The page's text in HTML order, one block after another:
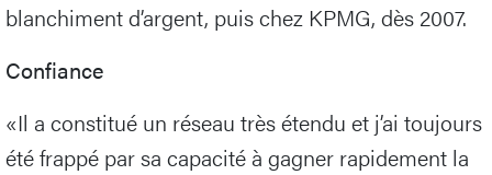
blanchiment d’argent, puis chez KPMG, dès 2007.
Confiance
«Il a constitué un réseau très étendu et j’ai toujours
été frappé par sa capacité à gagner rapidement la